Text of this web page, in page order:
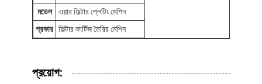
মডেল
এয়ার ফিল্টার প্লেটিং মেশিন
প্রকার ফিল্টার কার্টিজ তৈরির মেশিন
প্রয়োগ: